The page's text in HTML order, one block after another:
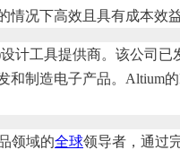
况下高效且具有成本效益
计工具提供商。该公司
制造电子产品。Altium
领域的全球领导者，通过